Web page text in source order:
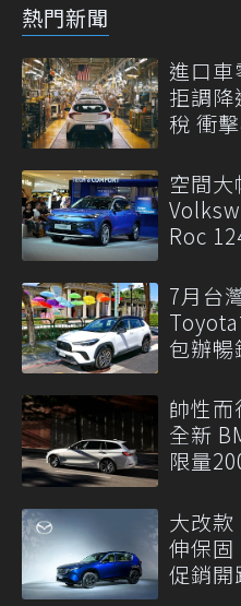
熱門新聞
進口
拒調
稅 衝
空間
Roc
7月台
包辦暢
帥性而
全新
限量
大改款
伸保固
促銷開